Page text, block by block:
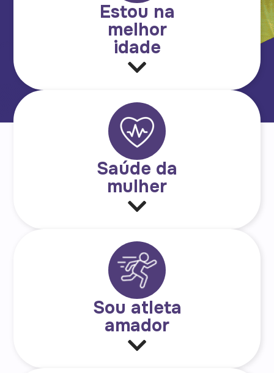
Estou na
melhor
idade
Saúde da
mulher
Sou atleta
amador